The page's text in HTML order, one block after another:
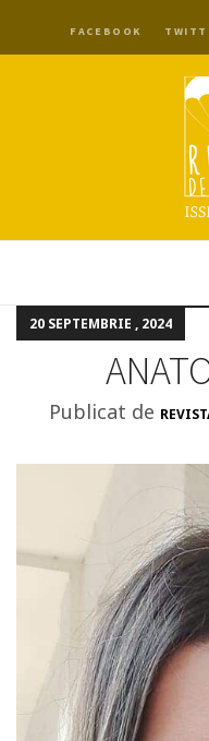
FACEBOOK
20 SEPTEMBRIE , 2024
Publicat de